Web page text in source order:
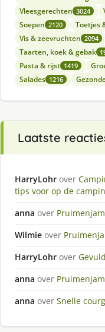
Vleesgerechten 3024
Soepen 2120 Toetjes
Vis & zeevruchten 2094
Taarten, koek & gebak
Pasta & rijst 1419
Salades 1216
Laatste
HarryLohr over
tips voor op de
anna over
Wilmie over
HarryLohr over
anna over
anna over Snelle